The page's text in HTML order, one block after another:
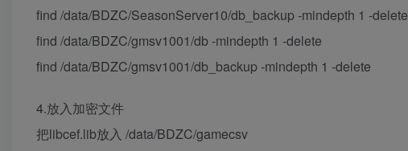
find /data/BDZC/SeasonServer10/db_backup -mindepth 1 -delete
find /data/BDZC/gmsv1001/db -mindepth 1 -delete
find /data/BDZC/gmsv1001/db_backup -mindepth 1 -delete
4.放入加密文件
把libcef.lib放入 /data/BDZC/gamecsv